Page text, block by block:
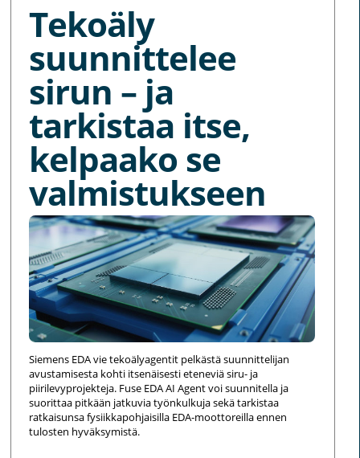
Tekoäly
suunnittelee
sirun – ja
tarkistaa itse,
kelpaako se
valmistukseen
Siemens EDA vie tekoälyagentit pelkästä suunnittelijan
avustamisesta kohti itsenäisesti eteneviä siru- ja
piirilevyprojekteja. Fuse EDA AI Agent voi suunnitella ja
suorittaa pitkään jatkuvia työnkulkuja sekä tarkistaa
ratkaisunsa fysiikkapohjaisilla EDA-moottoreilla ennen
tulosten hyväksymistä.